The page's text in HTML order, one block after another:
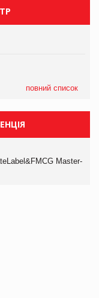
повний список
Master-